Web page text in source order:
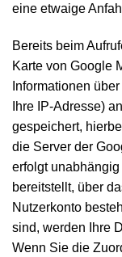
eine etwaige
Bereits beim
Karte von Google
Informationen
Ihre IP-Adresse)
gespeichert,
die Server der
erfolgt
bereitstellt, über
Nutzerkonto
sind, werden Ihre
Wenn Sie die